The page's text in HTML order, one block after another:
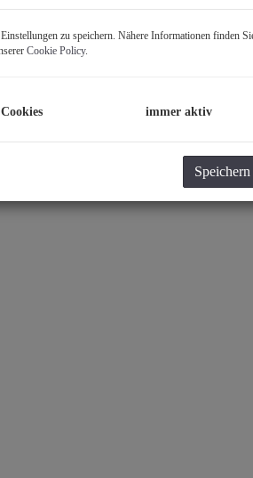
zu speichern. Nähere Informationen finden
Cookie Policy.
immer aktiv
Speichern